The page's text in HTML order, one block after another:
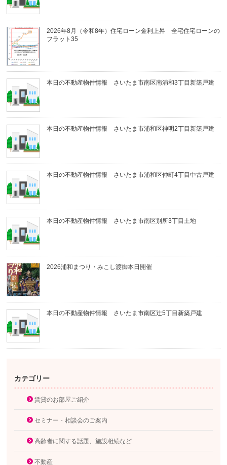
2026年8月（令和8年）住宅ローン金利上昇 全宅住宅ローンの
フラット35
本日の不動産物件情報 さいたま市南区南浦和3丁目新築戸建
本日の不動産物件情報 さいたま市浦和区神明2丁目新築戸建
本日の不動産物件情報 さいたま市浦和区仲町4丁目中古戸建
本日の不動産物件情報 さいたま市南区別所3丁目土地
2026浦和まつり・みこし渡御本日開催
本日の不動産物件情報 さいたま市南区辻5丁目新築戸建
カテゴリー
賃貸のお部屋ご紹介
セミナー・相談会のご案内
高齢者に関する話題、施設相続など
不動産